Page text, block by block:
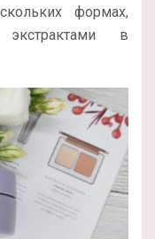
формах,
экстрактами в